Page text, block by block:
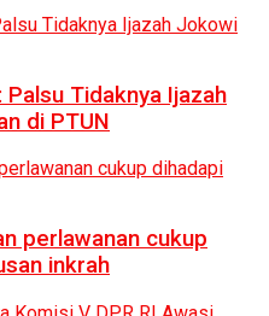
Palsu Tidaknya Ijazah
di PTUN
perlawanan cukup
inkrah